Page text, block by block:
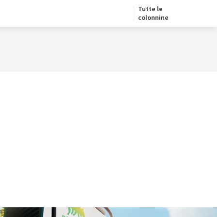
Tutte le
colonnine